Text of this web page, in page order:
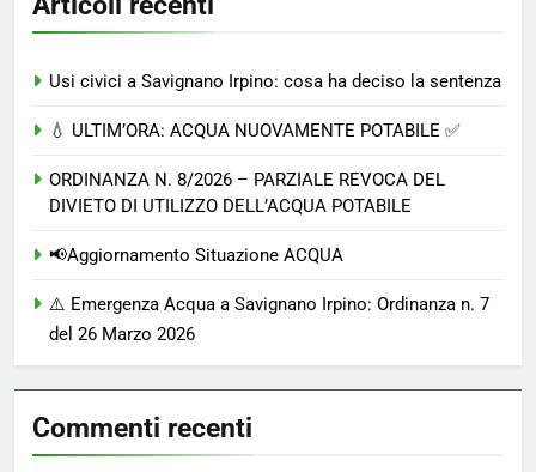
Usi civici a Savignano Irpino: cosa ha deciso la sentenza
💧 ULTIM’ORA: ACQUA NUOVAMENTE POTABILE ✅
ORDINANZA N. 8/2026 – PARZIALE REVOCA DEL
DIVIETO DI UTILIZZO DELL’ACQUA POTABILE
📢Aggiornamento Situazione ACQUA
⚠️ Emergenza Acqua a Savignano Irpino: Ordinanza n. 7
del 26 Marzo 2026
Commenti recenti